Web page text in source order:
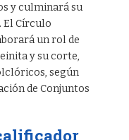
y culminará su
El Círculo
un rol de
y su corte,
según
de Conjuntos